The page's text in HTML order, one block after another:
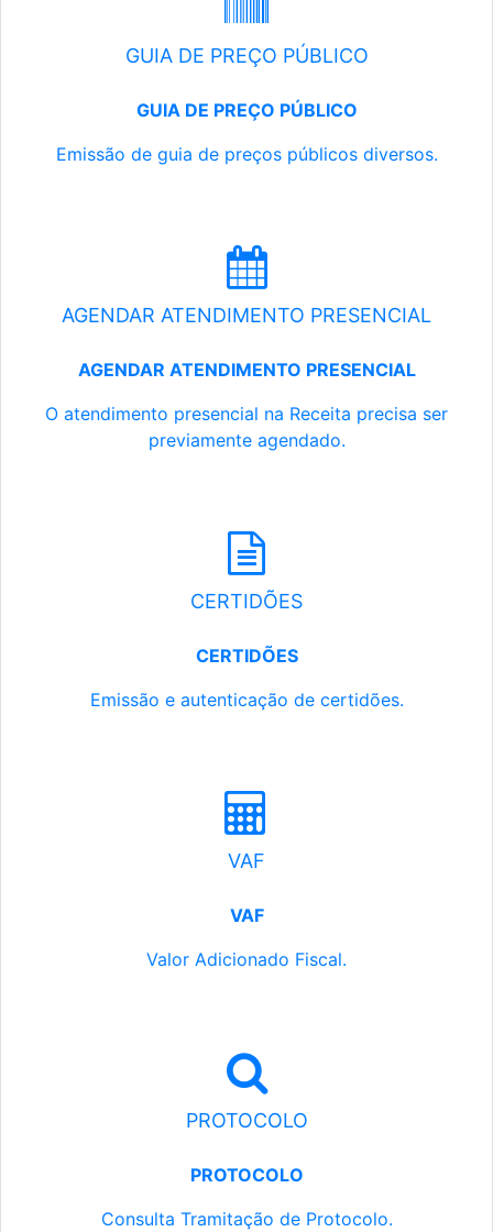
GUIA DE PREÇO PÚBLICO
GUIA DE PREÇO PÚBLICO
Emissão de guia de preços públicos diversos.
AGENDAR ATENDIMENTO PRESENCIAL
AGENDAR ATENDIMENTO PRESENCIAL
O atendimento presencial na Receita precisa ser
previamente agendado.
CERTIDÕES
CERTIDÕES
Emissão e autenticação de certidões.
VAF
VAF
Valor Adicionado Fiscal.
PROTOCOLO
PROTOCOLO
Consulta Tramitação de Protocolo.